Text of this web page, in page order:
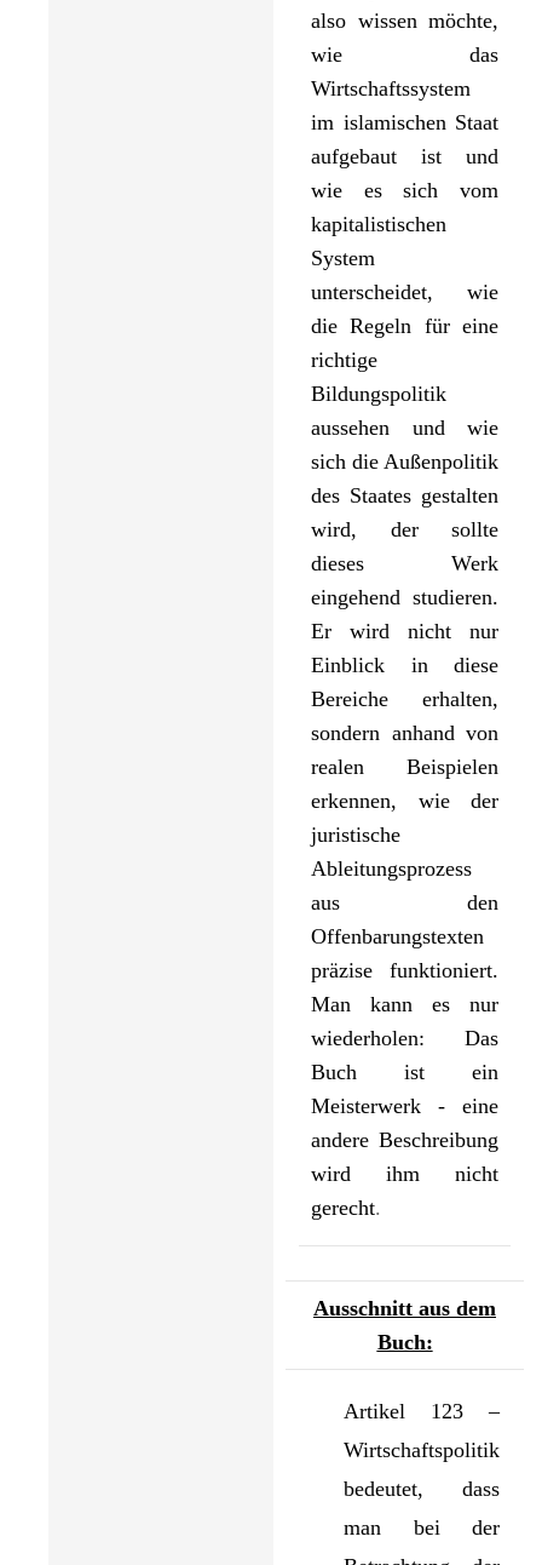
also wissen möchte,
wie das
Wirtschaftssystem
im islamischen Staat
aufgebaut ist und
wie es sich vom
kapitalistischen
System
unterscheidet, wie
die Regeln für eine
richtige
Bildungspolitik
aussehen und wie
sich die Außenpolitik
des Staates gestalten
wird, der sollte
dieses Werk
eingehend studieren.
Er wird nicht nur
Einblick in diese
Bereiche erhalten,
sondern anhand von
realen Beispielen
erkennen, wie der
juristische
Ableitungsprozess
aus den
Offenbarungstexten
präzise funktioniert.
Man kann es nur
wiederholen: Das
Buch ist ein
Meisterwerk - eine
andere Beschreibung
wird ihm nicht
gerecht.
Ausschnitt aus dem
Buch:
Artikel 123 –
Wirtschaftspolitik
bedeutet, dass
man bei der